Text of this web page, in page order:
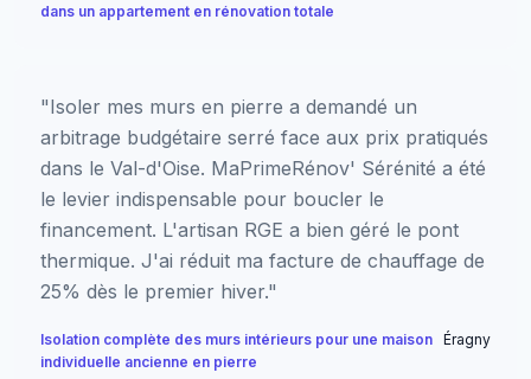
dans un appartement en rénovation totale
"Isoler mes murs en pierre a demandé un
arbitrage budgétaire serré face aux prix pratiqués
dans le Val-d'Oise. MaPrimeRénov' Sérénité a été
le levier indispensable pour boucler le
financement. L'artisan RGE a bien géré le pont
thermique. J'ai réduit ma facture de chauffage de
25% dès le premier hiver."
Isolation complète des murs intérieurs pour une maison
individuelle ancienne en pierre
Éragny